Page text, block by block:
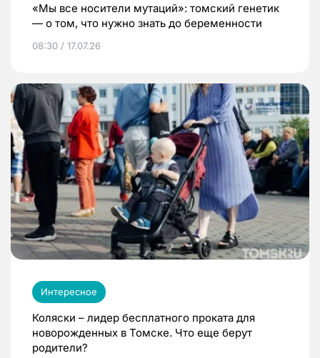
«Мы все носители мутаций»: томский генетик
— о том, что нужно знать до беременности
08:30 / 17.07.26
Интересное
Коляски – лидер бесплатного проката для
новорожденных в Томске. Что еще берут
родители?